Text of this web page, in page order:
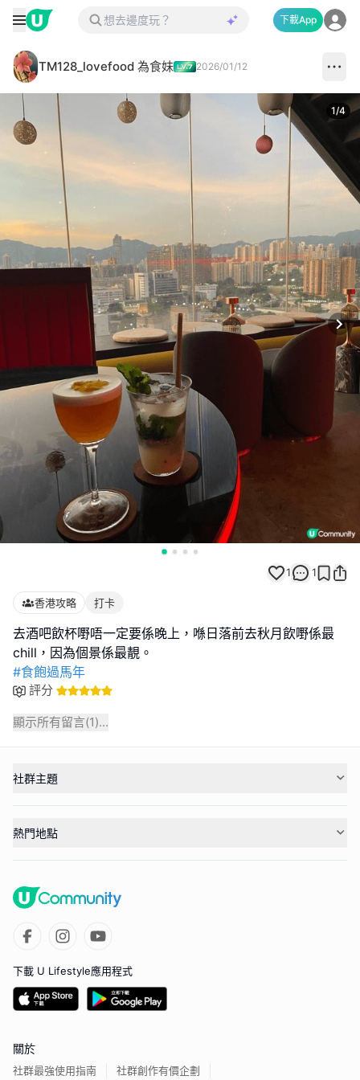
下載App
TM128_lovefood 為食妹 2026/01/12
1/4
1 1
香港攻略 打卡
去酒吧飲杯嘢唔一定要係晚上，喺日落前去秋月飲嘢係最
#食飽過馬年
評分
顯示所有留言(1)...
社群主題
熱門地點
下載 U Lifestyle應用程式
關於
社群最強使用指南 社群創作有價企劃